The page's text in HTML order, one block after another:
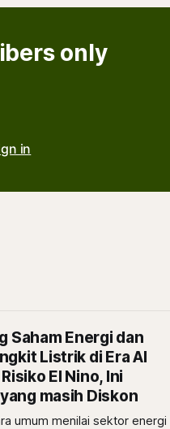
only
in
Saham Energi dan
Listrik di Era AI
El Nino, Ini
masih Diskon
umum menilai sektor energi